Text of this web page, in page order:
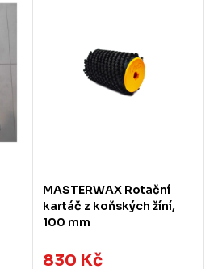
MASTERWAX Rotační
kartáč z koňských žíní,
100 mm
830 Kč